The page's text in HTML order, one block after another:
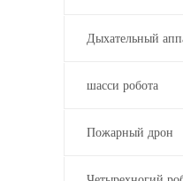
шасси робота
Пожарный дрон